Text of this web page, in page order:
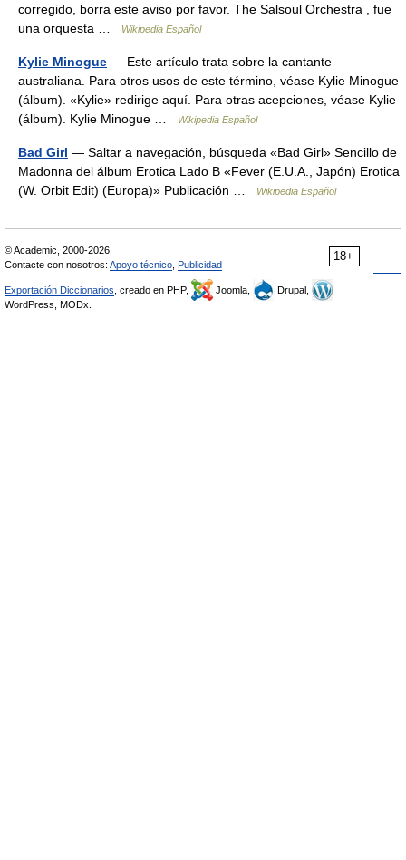
corregido, borra este aviso por favor. The Salsoul Orchestra , fue
una orquesta …
Wikipedia Español
Kylie Minogue — Este artículo trata sobre la cantante
australiana. Para otros usos de este término, véase Kylie Minogue
(álbum). «Kylie» redirige aquí. Para otras acepciones, véase Kylie
(álbum). Kylie Minogue …
Wikipedia Español
Bad Girl — Saltar a navegación, búsqueda «Bad Girl» Sencillo de
Madonna del álbum Erotica Lado B «Fever (E.U.A., Japón) Erotica
(W. Orbit Edit) (Europa)» Publicación …
Wikipedia Español
18+
© Academic, 2000-2026
Contacte con nosotros: Apoyo técnico Publicidad
Exportación Diccionarios , creado en PHP, Joomla,
Drupal,
WordPress, MODx.